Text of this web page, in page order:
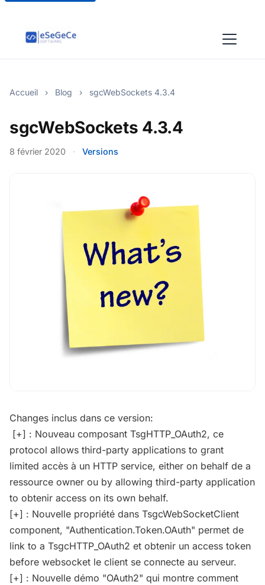
Accueil › Blog › sgcWebSockets 4.3.4
sgcWebSockets 4.3.4
8 février 2020 · Versions
Changes inclus dans ce version:
[+] : Nouveau composant TsgHTTP_OAuth2, ce
protocol allows third-party applications to grant
limited accès à un HTTP service, either on behalf de a
ressource owner ou by allowing third-party application
to obtenir access on its own behalf.
[+] : Nouvelle propriété dans TsgcWebSocketClient
component, "Authentication.Token.OAuth" permet de
link to a TsgcHTTP_OAuth2 et obtenir un access token
before websocket le client se connecte au serveur.
[+] : Nouvelle démo "OAuth2" qui montre comment